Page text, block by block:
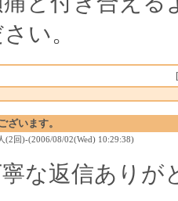
い。
ざいます。
(2回)-(2006/08/02(Wed) 10:29:38)
な返信ありが